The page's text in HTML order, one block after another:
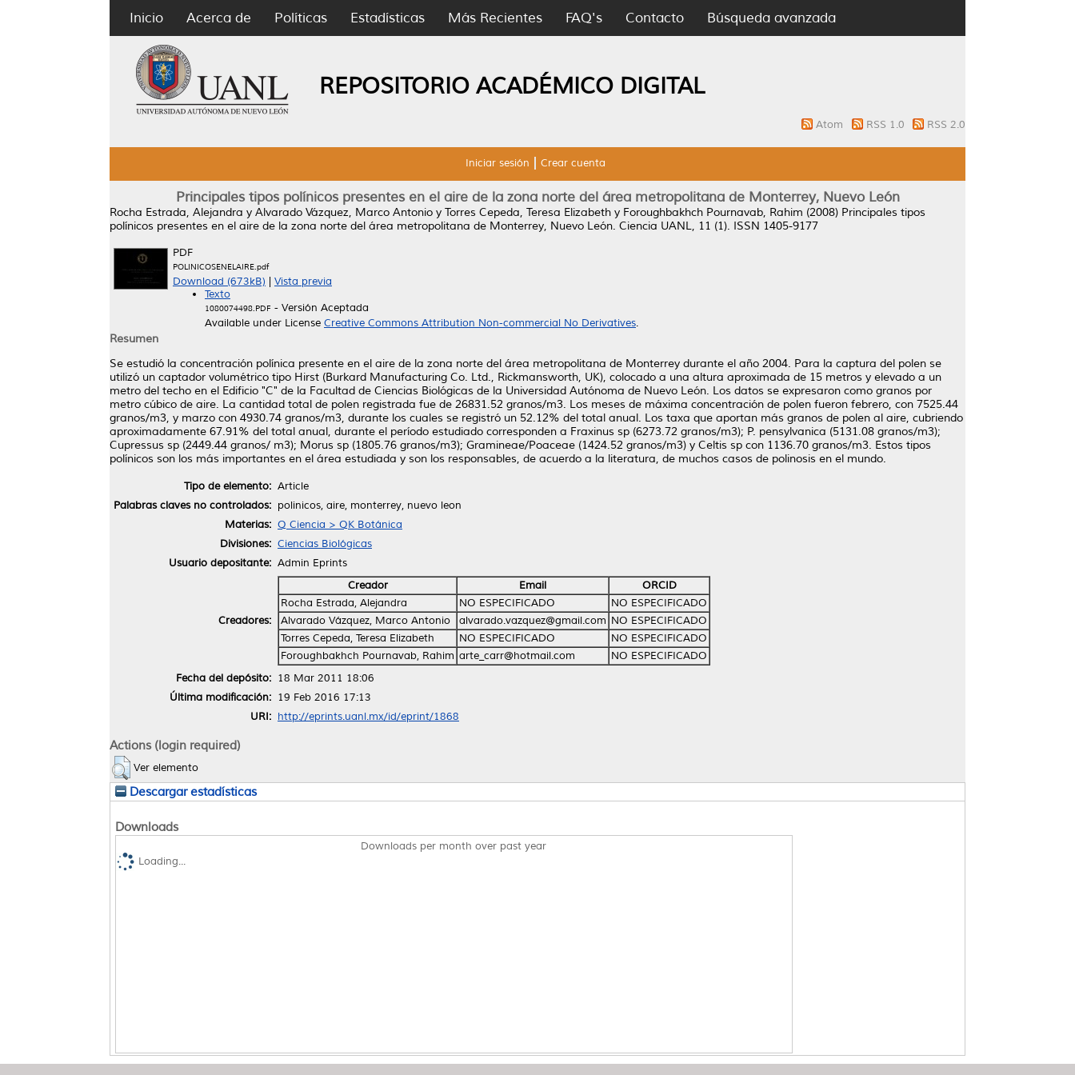
Inicio Acerca de Políticas Estadísticas Más Recientes FAQ's Contacto Búsqueda avanzada
REPOSITORIO ACADÉMICO DIGITAL
Atom RSS 1.0 RSS 2.0
Iniciar sesión Crear cuenta
Principales tipos polínicos presentes en el aire de la zona norte del área metropolitana de Monterrey, Nuevo León
Rocha Estrada, Alejandra y Alvarado Vázquez, Marco Antonio y Torres Cepeda, Teresa Elizabeth y Foroughbakhch Pournavab, Rahim (2008) Principales tipos
polínicos presentes en el aire de la zona norte del área metropolitana de Monterrey, Nuevo León. Ciencia UANL, 11 (1). ISSN 1405-9177
PDF
POLINICOSENELAIRE.pdf
Download (673kB)
Vista previa
Texto
1080074498.PDF - Versión Aceptada
Available under License Creative Commons Attribution Non-commercial No Derivatives.
Resumen
Se estudió la concentración polínica presente en el aire de la zona norte del área metropolitana de Monterrey durante el año 2004. Para la captura del polen se
utilizó un captador volumétrico tipo Hirst (Burkard Manufacturing Co. Ltd., Rickmansworth, UK), colocado a una altura aproximada de 15 metros y elevado a un
metro del techo en el Edificio "C" de la Facultad de Ciencias Biológicas de la Universidad Autónoma de Nuevo León. Los datos se expresaron como granos por
metro cúbico de aire. La cantidad total de polen registrada fue de 26831.52 granos/m3. Los meses de máxima concentración de polen fueron febrero, con 7525.44
granos/m3, y marzo con 4930.74 granos/m3, durante los cuales se registró un 52.12% del total anual. Los taxa que aportan más granos de polen al aire, cubriendo
aproximadamente 67.91% del total anual, durante el período estudiado corresponden a Fraxinus sp (6273.72 granos/m3); P. pensylvanica (5131.08 granos/m3);
Cupressus sp (2449.44 granos/ m3); Morus sp (1805.76 granos/m3); Gramineae/Poaceae (1424.52 granos/m3) y Celtis sp con 1136.70 granos/m3. Estos tipos
polínicos son los más importantes en el área estudiada y son los responsables, de acuerdo a la literatura, de muchos casos de polinosis en el mundo.
Tipo de elemento: Article
Palabras claves no controlados: polinicos, aire, monterrey, nuevo leon
Materias: Q Ciencia > QK Botánica
Divisiones: Ciencias Biológicas
Usuario depositante: Admin Eprints
Creadores:
Creador Email
ORCID
Rocha Estrada, Alejandra
NO ESPECIFICADO
NO ESPECIFICADO
Alvarado Vázquez, Marco Antonio
alvarado.vazquez@gmail.com NO ESPECIFICADO
Torres Cepeda, Teresa Elizabeth
NO ESPECIFICADO
NO ESPECIFICADO
Foroughbakhch Pournavab, Rahim arte_carr@hotmail.com
NO ESPECIFICADO
Fecha del depósito: 18 Mar 2011 18:06
Última modificación: 19 Feb 2016 17:13
URI: http://eprints.uanl.mx/id/eprint/1868
Actions (login required)
Ver elemento
Descargar estadísticas
Downloads
Downloads per month over past year
Loading...